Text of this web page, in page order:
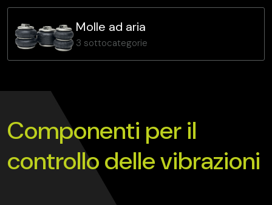
Molle ad aria
3 sottocategorie
Componenti per il
controllo delle vibrazioni